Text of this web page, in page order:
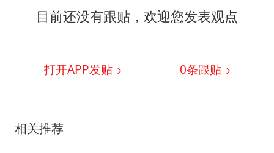
目前还没有跟贴，欢迎您发表观点
打开APP发贴 0条跟贴
相关推荐